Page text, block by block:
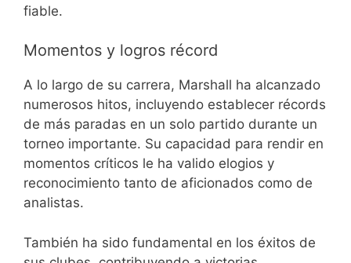
fiable.
Momentos y logros récord
A lo largo de su carrera, Marshall ha alcanzado
numerosos hitos, incluyendo establecer récords
de más paradas en un solo partido durante un
torneo importante. Su capacidad para rendir en
momentos críticos le ha valido elogios y
reconocimiento tanto de aficionados como de
analistas.
También ha sido fundamental en los éxitos de